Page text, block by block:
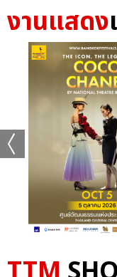
งานแสดง